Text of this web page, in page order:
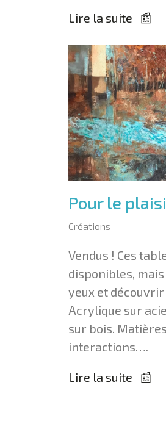
Lire la suite 📰
Pour le
Créations
Vendus ! Ces
disponibles,
yeux et
Acrylique sur
sur bois.
interactions….
Lire la suite 📰